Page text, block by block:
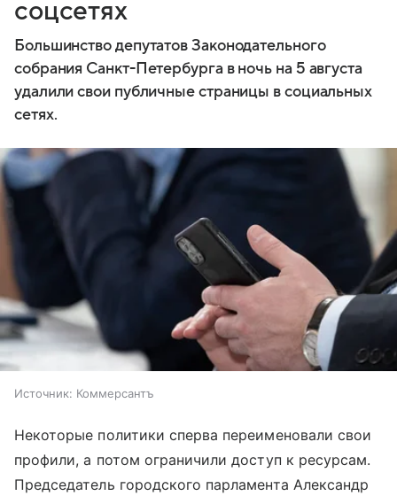
соцсетях
Большинство депутатов Законодательного
собрания Санкт-Петербурга в ночь на 5 августа
удалили свои публичные страницы в социальных
сетях.
Источник: Коммерсантъ
Некоторые политики сперва переименовали свои
профили, а потом ограничили доступ к ресурсам.
Председатель городского парламента Александр